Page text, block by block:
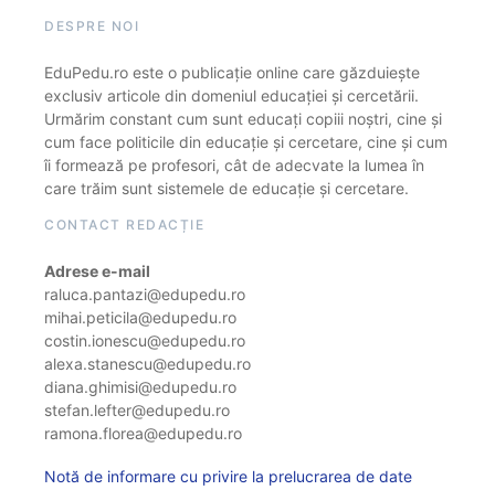
DESPRE NOI
EduPedu.ro este o publicație online care găzduiește
exclusiv articole din domeniul educației și cercetării.
Urmărim constant cum sunt educați copiii noștri, cine și
cum face politicile din educație și cercetare, cine și cum
îi formează pe profesori, cât de adecvate la lumea în
care trăim sunt sistemele de educație și cercetare.
CONTACT REDACȚIE
Adrese e-mail
raluca.pantazi@edupedu.ro
mihai.peticila@edupedu.ro
costin.ionescu@edupedu.ro
alexa.stanescu@edupedu.ro
diana.ghimisi@edupedu.ro
stefan.lefter@edupedu.ro
ramona.florea@edupedu.ro
Notă de informare cu privire la prelucrarea de date